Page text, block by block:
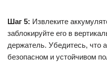
Шаг 5: Извлеките
заблокируйте его в
держатель. Убедитесь, что
безопасном и устойчивом